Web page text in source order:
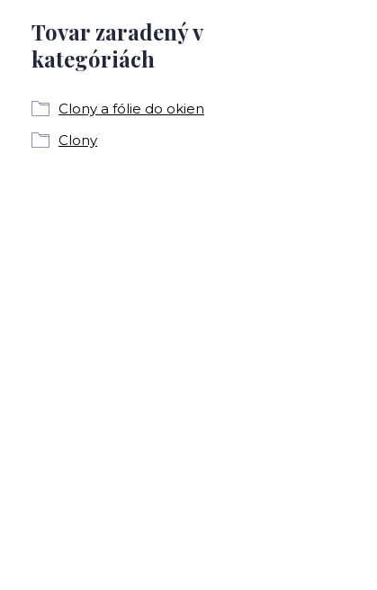
Tovar zaradený v
kategóriách
Clony a fólie do okien
Clony